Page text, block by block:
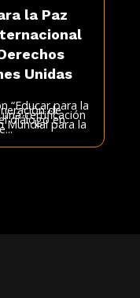
la Paz
Unidas
“Educar para la
de
certificación
diálogo en
Mundial para la